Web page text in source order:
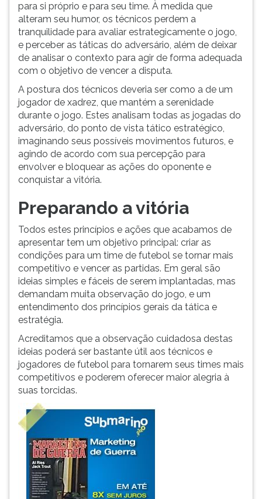
para si próprio e para seu time. À medida que
alteram seu humor, os técnicos perdem a
tranquilidade para avaliar estrategicamente o jogo,
e perceber as táticas do adversário, além de deixar
de analisar o contexto para agir de forma adequada
com o objetivo de vencer a disputa.
A postura dos técnicos deveria ser como a de um
jogador de xadrez, que mantém a serenidade
durante o jogo. Estes analisam todas as jogadas do
adversário, do ponto de vista tático estratégico,
imaginando seus possíveis movimentos futuros, e
agindo de acordo com sua percepção para
envolver e bloquear as ações do oponente e
conquistar a vitória.
Preparando a vitória
Todos estes princípios e ações que acabamos de
apresentar tem um objetivo principal: criar as
condições para um time de futebol se tornar mais
competitivo e vencer as partidas. Em geral são
ideias simples e fáceis de serem implantadas, mas
demandam muita observação do jogo, e um
entendimento dos princípios gerais da tática e
estratégia.
Acreditamos que a observação cuidadosa destas
ideias poderá ser bastante útil aos técnicos e
jogadores de futebol para tornarem seus times mais
competitivos e poderem oferecer maior alegria à
suas torcidas.